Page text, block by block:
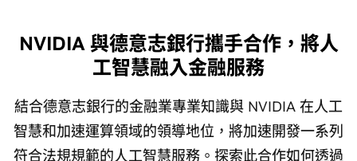
NVIDIA 與德意志銀行攜手合作，將人
工智慧融入金融服務
結合德意志銀行的金融業專業知識與 NVIDIA 在人工
智慧和加速運算領域的領導地位，將加速開發一系列
符合法規規範的人工智慧服務。探索此合作如何透過